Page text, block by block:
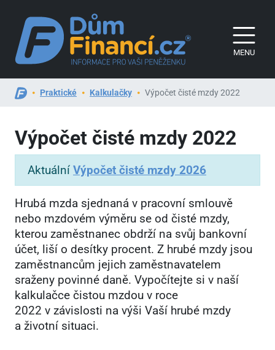
MENU
Praktické Kalkulačky Výpočet čisté mzdy 2022
Výpočet čisté mzdy 2022
Aktuální Výpočet čisté mzdy 2026
Hrubá mzda sjednaná v pracovní smlouvě
nebo mzdovém výměru se od čisté mzdy,
kterou zaměstnanec obdrží na svůj bankovní
účet, liší o desítky procent. Z hrubé mzdy jsou
zaměstnancům jejich zaměstnavatelem
sraženy povinné daně. Vypočítejte si v naší
kalkulačce čistou mzdou v roce
2022 v závislosti na výši Vaší hrubé mzdy
a životní situaci.